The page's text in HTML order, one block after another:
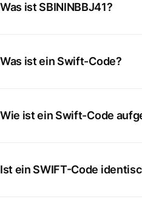
Was ist SBININBBJ41?
Was ist ein Swift-Code?
Wie ist ein Swift-Code
Ist ein SWIFT-Code